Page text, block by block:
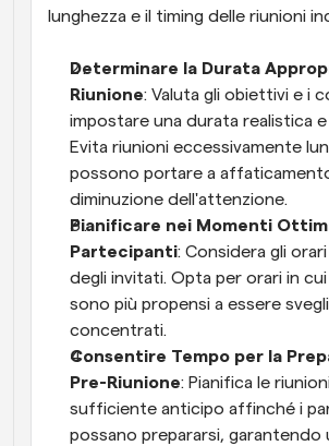
lunghezza e il timing delle riunioni
Determinare la Durata
Riunione: Valuta gli obiettivi e i
impostare una durata realistica
Evita riunioni eccessivamente
possono portare a
diminuzione dell'attenzione.
Pianificare nei Momenti
Partecipanti: Considera gli
degli invitati. Opta per orari in
sono più propensi a essere
concentrati.
Consentire Tempo per la
Pre-Riunione: Pianifica le
sufficiente anticipo affinché i
possano prepararsi, garantendo